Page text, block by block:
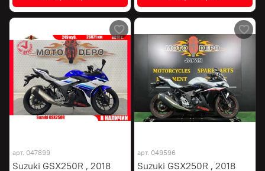
арт. 047899
Suzuki GSX250R , 2018
арт. 049596
Suzuki GSX250R , 2018